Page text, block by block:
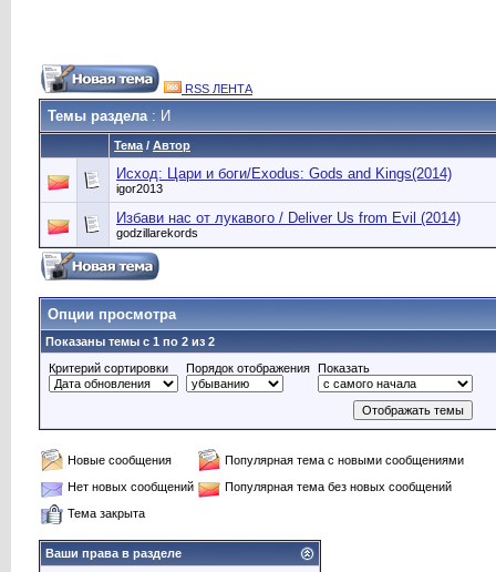
RSS ЛЕНТА
Темы раздела: И
Тема / Автор
Исход: Цари и боги/Exodus: Gods and Kings(2014)
igor2013
Избави нас от лукавого / Deliver Us from Evil (2014)
godzillarekords
Опции просмотра
Показаны темы с 1 по 2 из 2
Критерий сортировки
Порядок отображения Показать
Новые сообщения
Популярная тема с новыми сообщениями
Нет новых сообщений
Популярная тема без новых сообщений
Тема закрыта
Ваши права в разделе